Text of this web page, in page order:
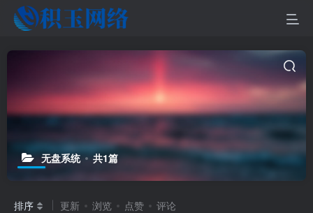
无盘系统 共1篇
排序 更新 浏览 点赞 评论